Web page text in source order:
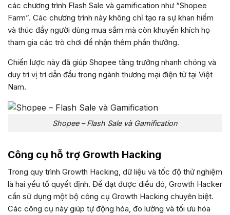
các chương trình Flash Sale và gamification như “Shopee
Farm”. Các chương trình này không chỉ tạo ra sự khan hiếm
và thúc đẩy người dùng mua sắm mà còn khuyến khích họ
tham gia các trò chơi để nhận thêm phần thưởng.
Chiến lược này đã giúp Shopee tăng trưởng nhanh chóng và
duy trì vị trí dẫn đầu trong ngành thương mại điện tử tại Việt
Nam.
Shopee – Flash Sale và Gamification
Công cụ hỗ trợ Growth Hacking
Trong quy trình Growth Hacking, dữ liệu và tốc độ thử nghiệm
là hai yếu tố quyết định. Để đạt được điều đó, Growth Hacker
cần sử dụng một bộ công cụ Growth Hacking chuyên biệt.
Các công cụ này giúp tự động hóa, đo lường và tối ưu hóa